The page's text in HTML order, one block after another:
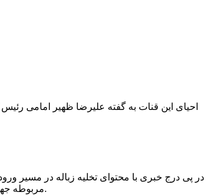
در پی درج خبری با محتوای تخلیه زباله در مسیر
مربوطه جهت انتقال این زباله ها توسط لودر به سایت و دفن آنها، سید مهدی حسینی دهیار چمگل با ارسال تصاویری خبر از جمع آوری این زباله ها توسط شهرداری داد.